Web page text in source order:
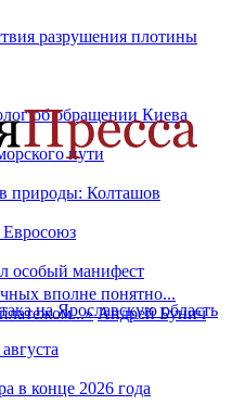
разрушения плотины
об обращении Киева
пути
природы: Колташов
Евросоюз
особый манифест
на Ярославскую область
в конце 2026 года
вполне понятно...
» Андрей Бунич